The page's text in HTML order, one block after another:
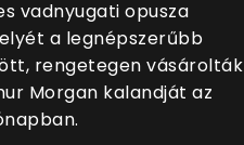
vadnyugati opusza
a legnépszerűbb
rengetegen vásárolták
Morgan kalandját az